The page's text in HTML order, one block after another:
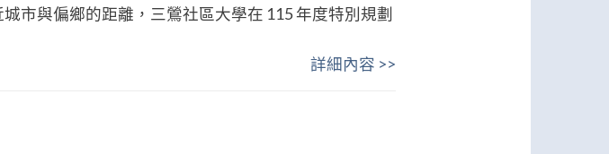
市與偏鄉的距離，三鶯社區大學在 115 年度特別規劃
詳細內容 >>